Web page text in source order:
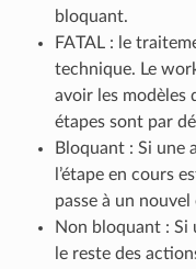
bloquant.
FATAL : le
technique. Le
avoir les modèles
étapes sont par
Bloquant : Si une
l’étape en cours
passe à un nouvel
Non bloquant : Si
le reste des